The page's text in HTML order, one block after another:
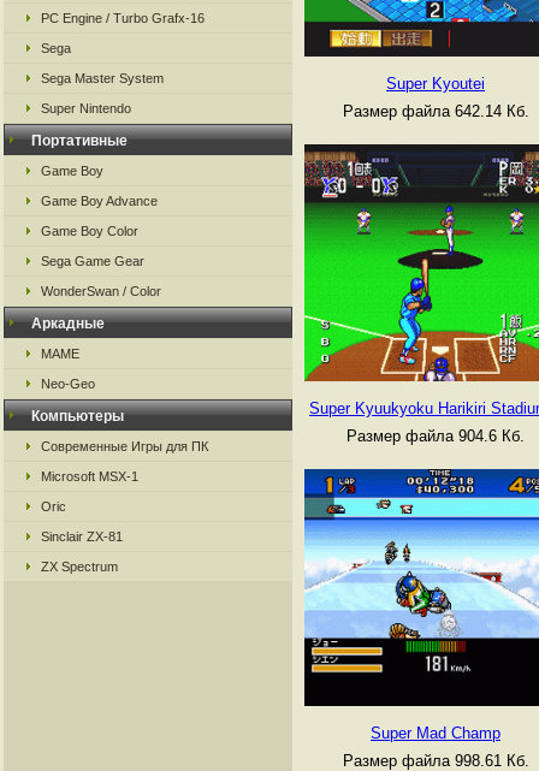
PC Engine / Turbo Grafx-16
Sega
Sega Master System
Super Nintendo
Портативные
Game Boy
Game Boy Advance
Game Boy Color
Sega Game Gear
WonderSwan / Color
Аркадные
MAME
Neo-Geo
Компьютеры
Современные Игры для ПК
Microsoft MSX-1
Oric
Sinclair ZX-81
ZX Spectrum
Super Kyoutei
Размер файла 642.14 Кб.
Super Kyuukyoku Harikiri
Размер файла 904.6 Кб.
Super Mad Champ
Размер файла 998.61 Кб.